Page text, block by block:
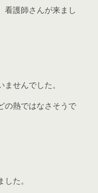
看護師さんが来まし
せんでした。
の熱ではなさそうで
た。